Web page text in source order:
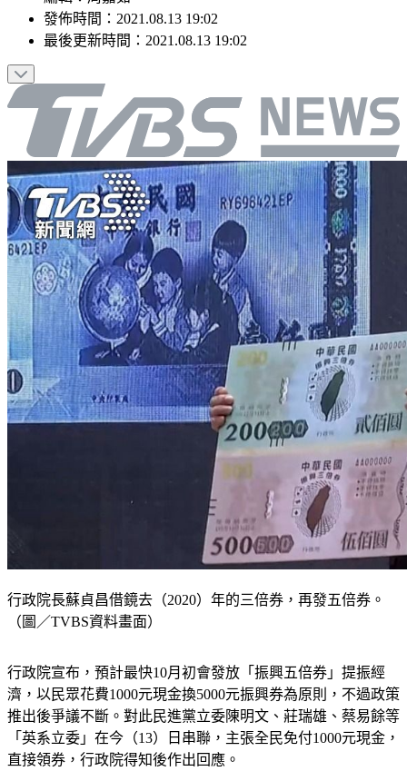
最後更新時間： 2021.08.13 19:02
（圖／TVBS資料畫面）
濟，以民眾花費1000元現金換5000元振興券為原則，不過政策
推出後爭議不斷。對此民進黨立委陳明文、莊瑞雄、蔡易餘等
「英系立委」在今（13）日串聯，主張全民免付1000元現金，
直接領券，行政院得知後作出回應。